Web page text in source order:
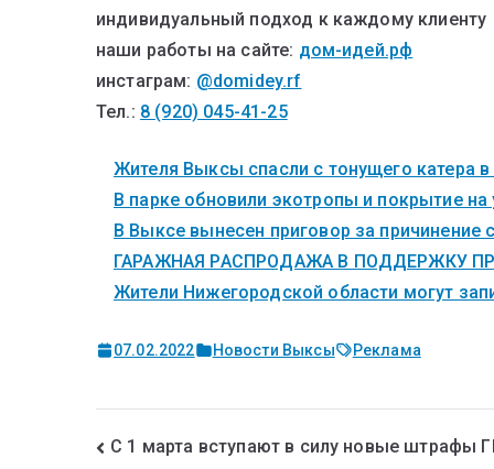
индивидуальный подход к каждому клиенту
наши работы на сайте: дом-идей.рф
инстаграм: @domidey.rf
Тел.: 8 (920) 045-41-25
Жителя Выксы спасли с тонущего катера
В парке обновили экотропы и покрытие
В Выксе вынесен приговор за причинение
ГАРАЖНАЯ РАСПРОДАЖА В ПОДДЕРЖКУ
Жители Нижегородской области могут
07.02.2022 Новости Выксы Реклама
С 1 марта вступают в силу новые штрафы